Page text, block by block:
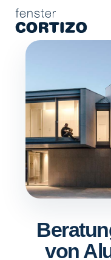
Cortizo Fenster ist ein
Produkte
Beratung
von